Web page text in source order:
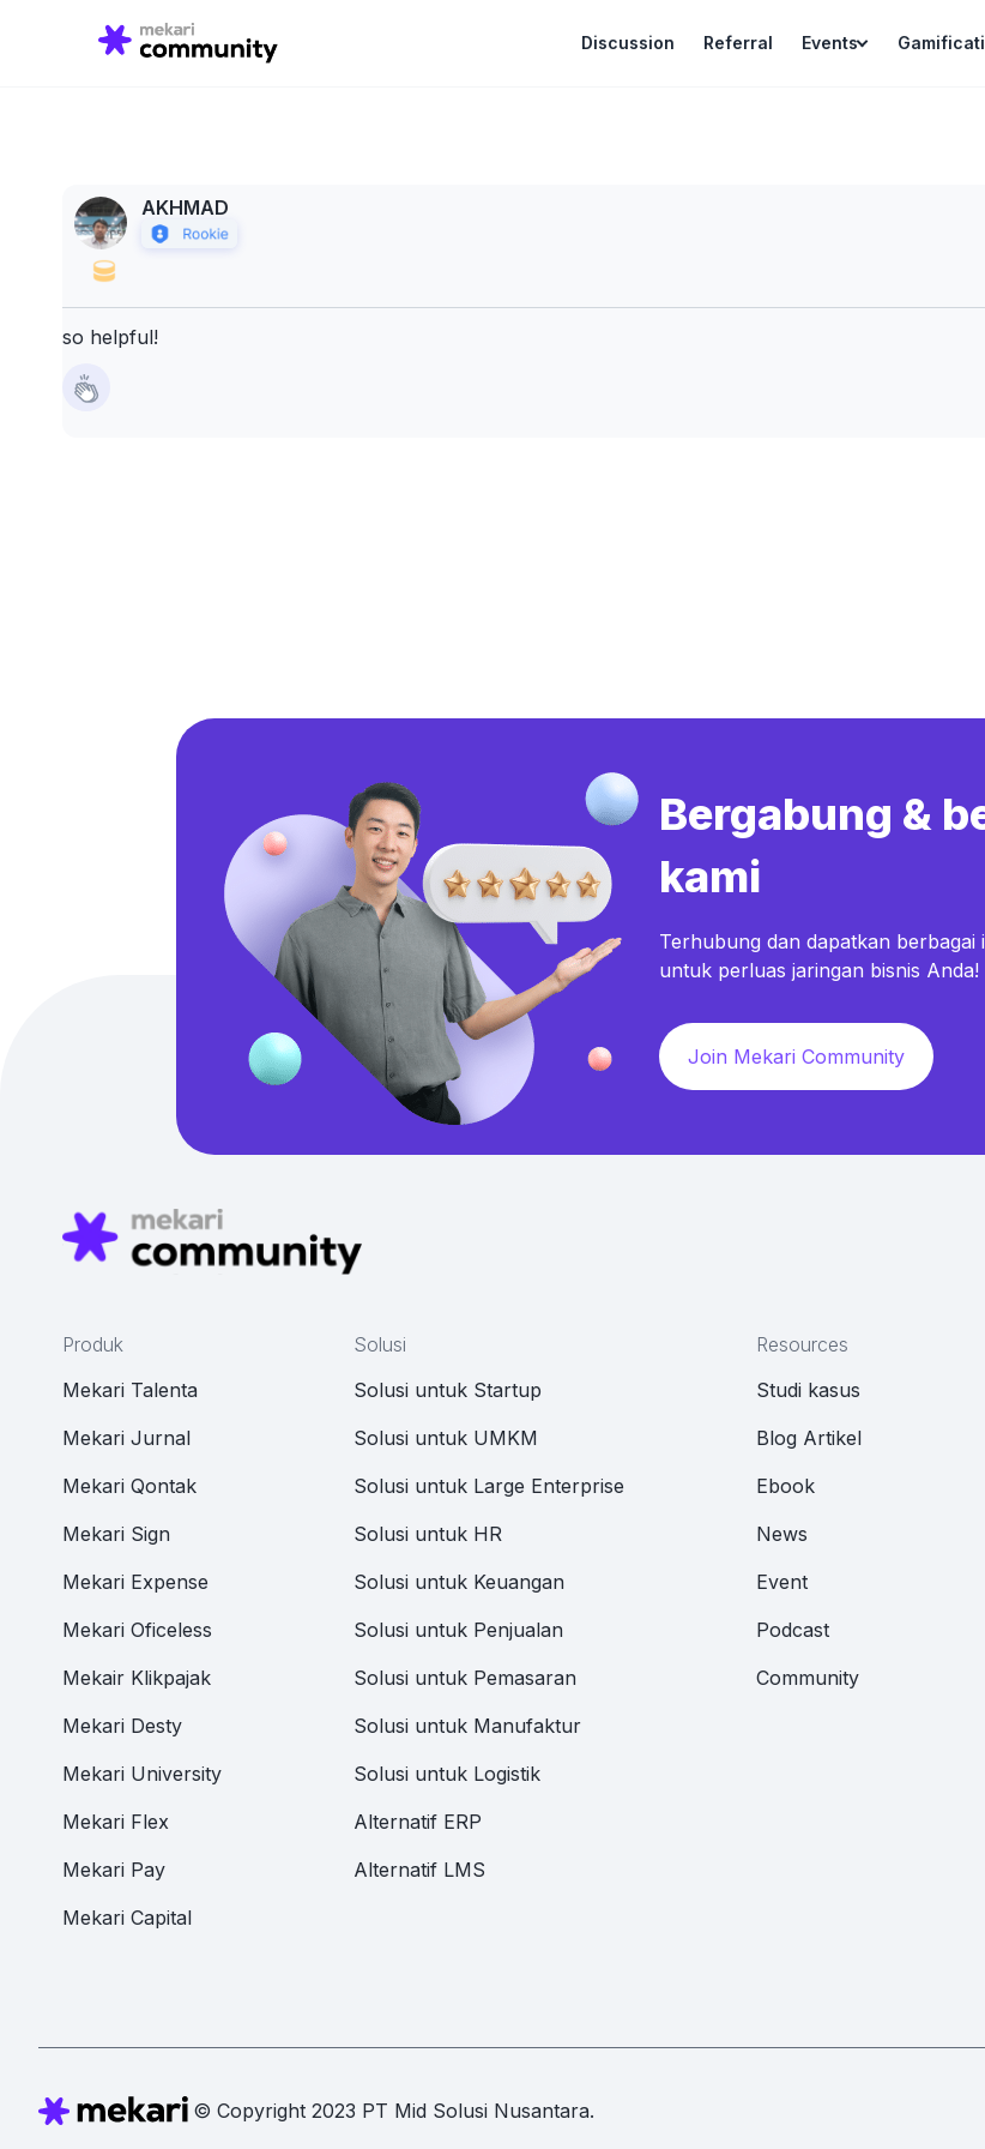
Discussion Referral Events
for:
AKHMAD
so helpful!
Bergabung &
kami
Terhubung dan dapatkan berbagai
untuk perluas jaringan bisnis Anda!
Join Mekari Community
Produk
Mekari Talenta
Mekari Jurnal
Mekari Qontak
Mekari Sign
Mekari Expense
Mekari Oficeless
Mekair Klikpajak
Mekari Desty
Mekari University
Mekari Flex
Mekari Pay
Mekari Capital
Solusi
Solusi untuk Startup
Solusi untuk UMKM
Solusi untuk Large Enterprise
Solusi untuk HR
Solusi untuk Keuangan
Solusi untuk Penjualan
Solusi untuk Pemasaran
Solusi untuk Manufaktur
Solusi untuk Logistik
Alternatif ERP
Alternatif LMS
Resources
Studi kasus
Blog Artikel
Ebook
News
Event
Podcast
Community
© Copyright 2023 PT Mid Solusi Nusantara.